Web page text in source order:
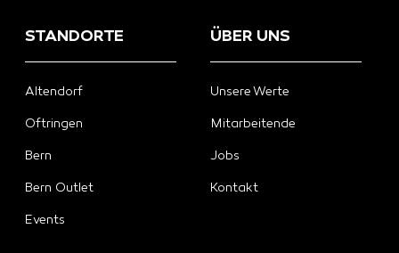
STANDORTE
Altendorf
Oftringen
Bern
Bern Outlet
Events
ÜBER UNS
Unsere Werte
Mitarbeitende
Jobs
Kontakt